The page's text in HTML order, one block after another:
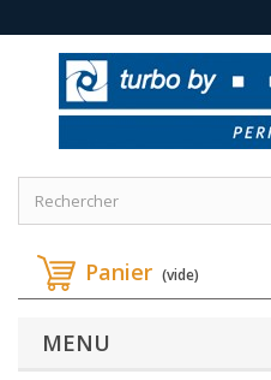
Panier (vide)
MENU